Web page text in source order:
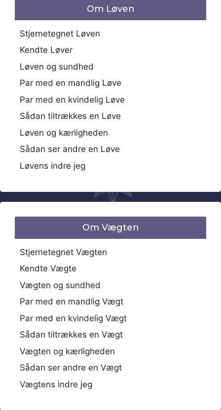
Om Løven
Stjernetegnet Løven
Kendte Løver
Løven og sundhed
Par med en mandlig Løve
Par med en kvindelig Løve
Sådan tiltrækkes en Løve
Løven og kærligheden
Sådan ser andre en Løve
Løvens indre jeg
Om Vægten
Stjernetegnet Vægten
Kendte Vægte
Vægten og sundhed
Par med en mandlig Vægt
Par med en kvindelig Vægt
Sådan tiltrækkes en Vægt
Vægten og kærligheden
Sådan ser andre en Vægt
Vægtens indre jeg